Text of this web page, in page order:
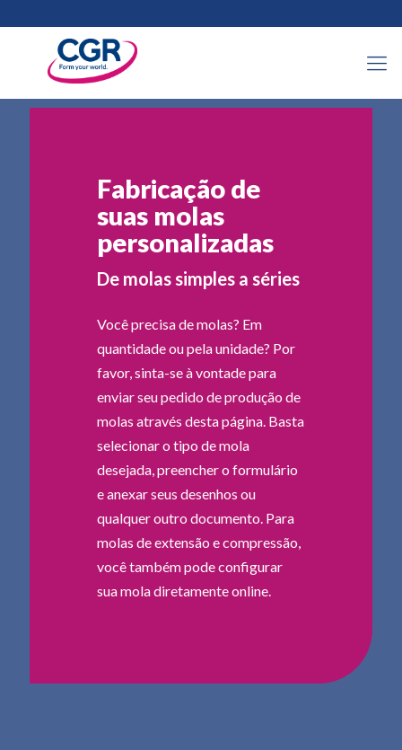
Fabricação de
suas molas
personalizadas
De molas simples a séries
Você precisa de molas? Em
quantidade ou pela unidade? Por
favor, sinta-se à vontade para
enviar seu pedido de produção de
molas através desta página. Basta
selecionar o tipo de mola
desejada, preencher o formulário
e anexar seus desenhos ou
qualquer outro documento. Para
molas de extensão e compressão,
você também pode configurar
sua mola diretamente online.